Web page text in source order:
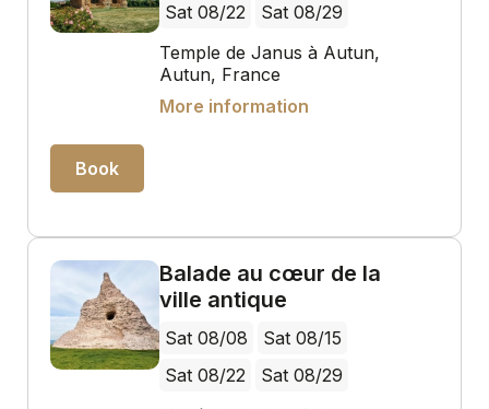
Sat 08/22
Sat 08/29
Temple de Janus à Autun,
Autun, France
More information
Book
Balade au cœur de la
ville antique
Sat 08/08
Sat 08/15
Sat 08/22
Sat 08/29